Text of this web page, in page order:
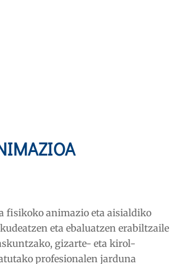
fisikoko animazio eta aisialdiko
eta ebaluatzen erabiltzaile
gizarte- eta kirol-
profesionalen jarduna